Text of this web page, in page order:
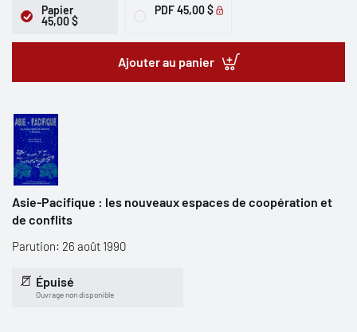
Papier
45,00 $
PDF45,00 $
Ajouter au panier
Asie-Pacifique : les nouveaux espaces de coopération et
de conflits
Parution: 26 août 1990
Épuisé
Ouvrage non disponible